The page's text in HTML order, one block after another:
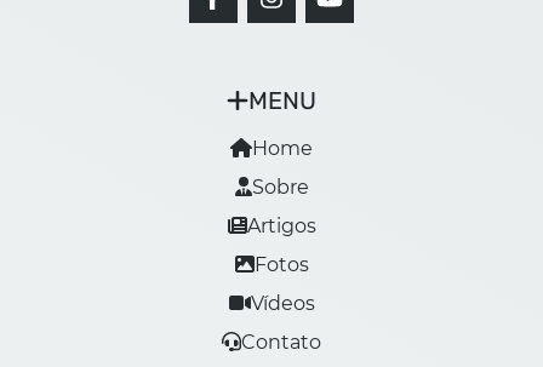
MENU
Home
Sobre
Artigos
Fotos
Vídeos
Contato